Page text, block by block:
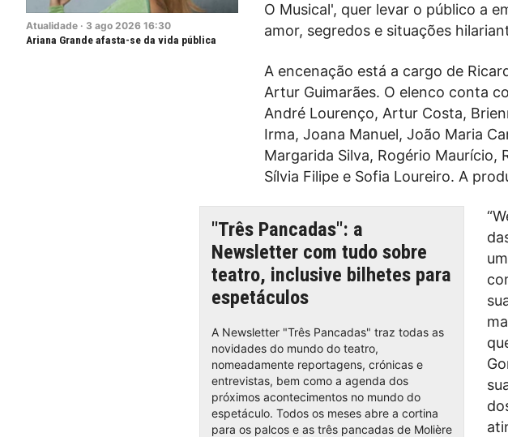
Atualidade · 3 ago 2026 16:30
Ariana Grande afasta-se da vida pública
O Musical', quer levar o público a
amor, segredos e situações
A encenação está a cargo de
Artur Guimarães. O elenco conta
André Lourenço, Artur Costa,
Irma, Joana Manuel, João Maria
Margarida Silva, Rogério Maurício,
Sílvia Filipe e Sofia Loureiro. A
"Três Pancadas": a
Newsletter com tudo sobre
teatro, inclusive bilhetes para
espetáculos
A Newsletter "Três Pancadas" traz todas as
novidades do mundo do teatro,
nomeadamente reportagens, crónicas e
entrevistas, bem como a agenda dos
próximos acontecimentos no mundo do
espetáculo. Todos os meses abre a cortina
para os palcos e as três pancadas de Molière